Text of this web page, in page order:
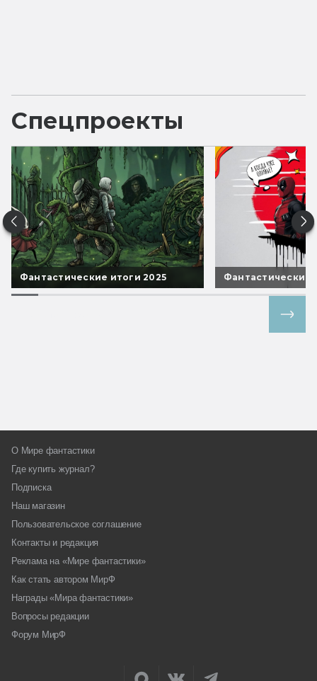
Спецпроекты
Фантастические итоги 2025 Фантастические
О Мире фантастики
Где купить журнал?
Подписка
Наш магазин
Пользовательское соглашение
Контакты и редакция
Реклама на «Мире фантастики»
Как стать автором МирФ
Награды «Мира фантастики»
Вопросы редакции
Форум МирФ